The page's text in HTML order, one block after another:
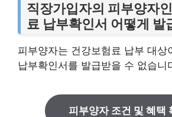
직장가입자의 피부양자
료 납부확인서 어떻게 발
피부양자는 건강보험료 납부 대상
납부확인서를 발급받을 수 없습니
피부양자 조건 및 혜택